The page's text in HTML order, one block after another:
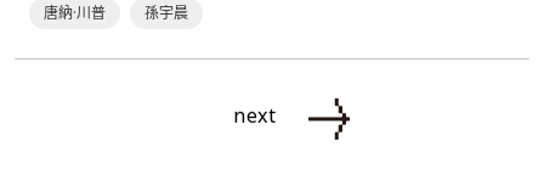
唐納·川普
孫宇晨
next